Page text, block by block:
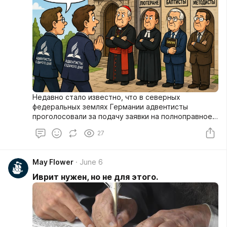
Недавно стало известно, что в северных
федеральных землях Германии адвентисты
проголосовали за подачу заявки на полноправное
членство в региональных Рабочих содружествах
христианских церквей (ACK) — конкретно в ACK
причин такого решения стало стремление
сохранить аккредитацию адвентистских учителей
религии в государственных школах.
27
May Flower June 6
Иврит нужен, но не для этого.